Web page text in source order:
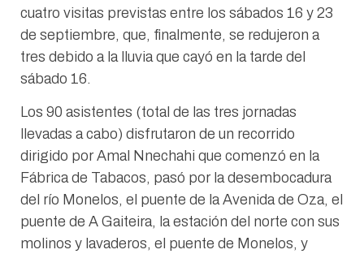
cuatro visitas previstas entre los sábados 16 y 23
de septiembre, que, finalmente, se redujeron a
tres debido a la lluvia que cayó en la tarde del
sábado 16.
Los 90 asistentes (total de las tres jornadas
llevadas a cabo) disfrutaron de un recorrido
dirigido por Amal Nnechahi que comenzó en la
Fábrica de Tabacos, pasó por la desembocadura
del río Monelos, el puente de la Avenida de Oza, el
puente de A Gaiteira, la estación del norte con sus
molinos y lavaderos, el puente de Monelos, y